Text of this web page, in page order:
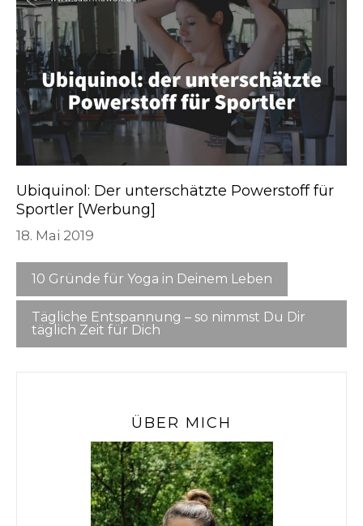
Ubiquinol: Der unterschätzte Powerstoff für
Sportler [Werbung]
18. Mai 2019
10 Gründe für Yoga in Deinem Leben
Tägliche Entspannung – so nimmst Du Dir
täglich Zeit für Dich
ÜBER MICH